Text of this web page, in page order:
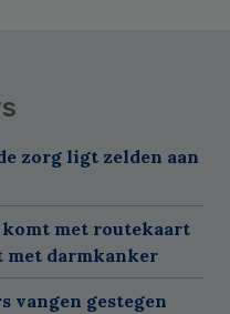
zorg ligt zelden aan
komt met routekaart
met darmkanker
vangen gestegen